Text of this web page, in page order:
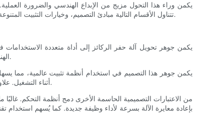
يكمن وراء هذا التحول مزيج من الإبداع الهندسي والضرورة
تتناول الأقسام التالية مبادئ التصميم، وخيارات التثبيت المتنوعة، والفوائد التشغيلية، والتحديات، والاتجاهات المستقبلية لهذه الأنظمة المعيارية، مقدمةً نظرة شاملة تُبين سبب كون هذا الابتكار نقلة نوعية في قطاع البناء.
يكمن جوهر تحويل آلة حفر الركائز إلى أداة متعددة
الهندسة الكامنة وراء هذه الملحقات إنشاء واجهات آمنة وسهلة الفك تسمح للمشغلين بتبديل الأدوات بسرعة وكفاءة دون المساس بسلامة هيكل الآلة أو أدائها.
يكمن جوهر هذا التصميم في استخدام أنظمة تثبيت عالمية، مما
أثناء التشغيل. علاوة على ذلك، صُممت الملحقات نفسها لتحمل متطلبات بيئات الإنشاءات القاسية، وتتميز عادةً بسبائك فولاذية مقواة، وتصنيع دقيق، وطلاءات مقاومة للتآكل.
من الاعتبارات التصميمية الحاسمة الأخرى دمج أنظمة التحكم.
بإعادة معايرة الآلة بسرعة لأداء وظيفة جديدة. كما يُسهم استخدام